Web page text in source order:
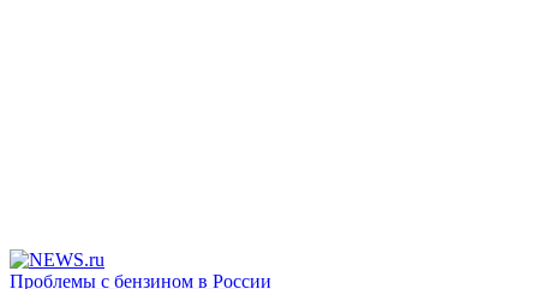
Проблемы с бензином в России